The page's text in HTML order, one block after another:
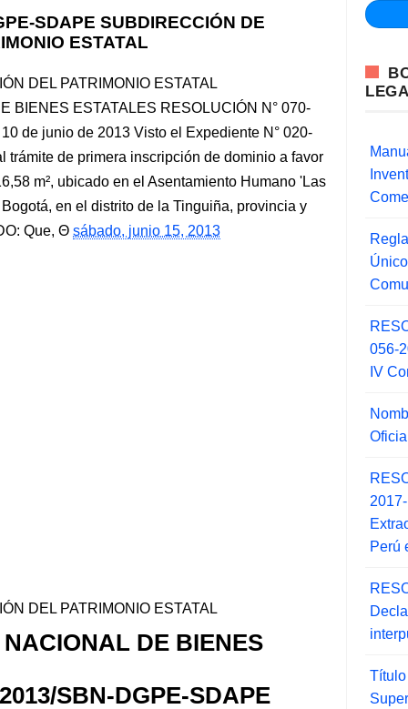
SDAPE SUBDIRECCIÓN DE
ESTATAL
DEL PATRIMONIO ESTATAL
BIENES ESTATALES RESOLUCIÓN N° 070-
de junio de 2013 Visto el Expediente N° 020-
de primera inscripción de dominio a favor
m², ubicado en el Asentamiento Humano 'Las
en el distrito de la Tinguiña, provincia y
Que,
sábado, junio 15, 2013
DEL PATRIMONIO ESTATAL
DE BIENES
SBN-DGPE-SDAPE
056-
IV
Perú